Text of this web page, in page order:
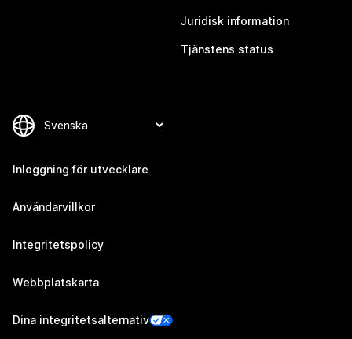
Juridisk information
Tjänstens status
Inloggning för utvecklare
Användarvillkor
Integritetspolicy
Webbplatskarta
Dina integritetsalternativ